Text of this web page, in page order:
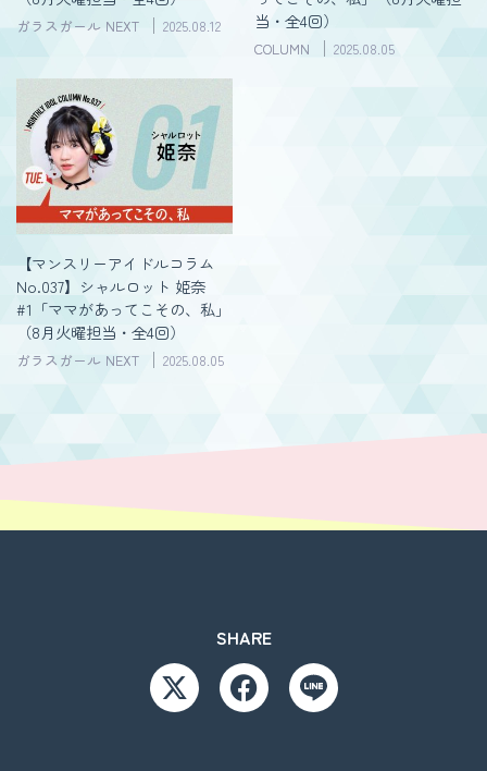
ガラスガール NEXT 2025.08.12
当・全4回）
COLUMN 2025.08.05
【マンスリーアイドルコラム
No.037】シャルロット 姫奈
#1「ママがあってこその、私」
（8月火曜担当・全4回）
ガラスガール NEXT 2025.08.05
SHARE